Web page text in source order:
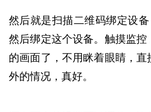
然后就是扫描二维码绑定设
然后绑定这个设备。触摸监控
的画面了，不用眯着眼睛，直
外的情况，真好。